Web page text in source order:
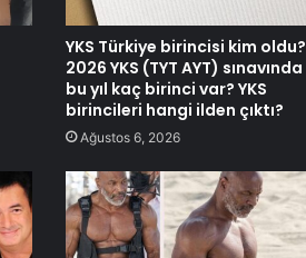
YKS Türkiye birincisi kim oldu?
2026 YKS (TYT AYT) sınavında
bu yıl kaç birinci var? YKS
birincileri hangi ilden çıktı?
Ağustos 6, 2026